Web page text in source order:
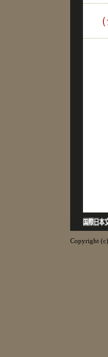
Copyright